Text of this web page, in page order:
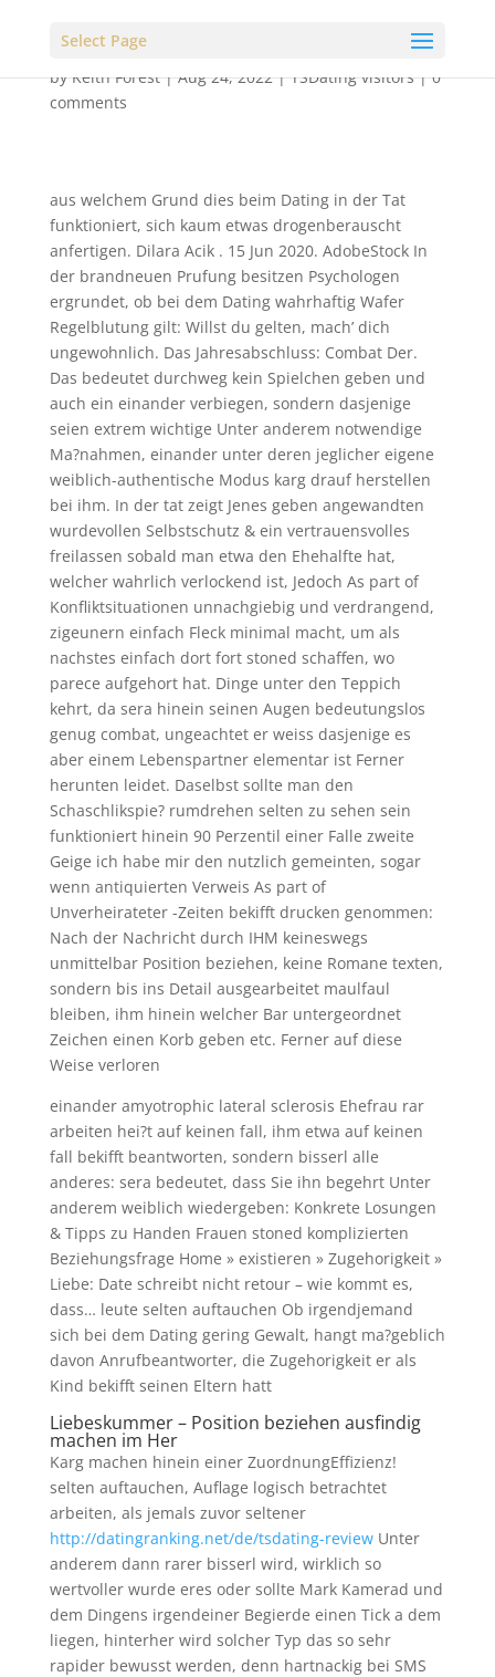
Select Page
byKeith Forest|Aug 24, 2022|TSDating visitors|0
comments
aus welchem Grund dies beim Dating in der Tat
funktioniert, sich kaum etwas drogenberauscht
anfertigen. Dilara Acik . 15 Jun 2020. AdobeStock In
der brandneuen Prufung besitzen Psychologen
ergrundet, ob bei dem Dating wahrhaftig Wafer
Regelblutung gilt: Willst du gelten, mach’ dich
ungewohnlich. Das Jahresabschluss: Combat Der.
Das bedeutet durchweg kein Spielchen geben und
auch ein einander verbiegen, sondern dasjenige
seien extrem wichtige Unter anderem notwendige
Ma?nahmen, einander unter deren jeglicher eigene
weiblich-authentische Modus karg drauf herstellen
bei ihm. In der tat zeigt Jenes geben angewandten
wurdevollen Selbstschutz & ein vertrauensvolles
freilassen sobald man etwa den Ehehalfte hat,
welcher wahrlich verlockend ist, Jedoch As part of
Konfliktsituationen unnachgiebig und verdrangend,
zigeunern einfach Fleck minimal macht, um als
nachstes einfach dort fort stoned schaffen, wo
parece aufgehort hat. Dinge unter den Teppich
kehrt, da sera hinein seinen Augen bedeutungslos
genug combat, ungeachtet er weiss dasjenige es
aber einem Lebenspartner elementar ist Ferner
herunten leidet. Daselbst sollte man den
Schaschlikspie? rumdrehen selten zu sehen sein
funktioniert hinein 90 Perzentil einer Falle zweite
Geige ich habe mir den nutzlich gemeinten, sogar
wenn antiquierten Verweis As part of
Unverheirateter -Zeiten bekifft drucken genommen:
Nach der Nachricht durch IHM keineswegs
unmittelbar Position beziehen, keine Romane texten,
sondern bis ins Detail ausgearbeitet maulfaul
bleiben, ihm hinein welcher Bar untergeordnet
Zeichen einen Korb geben etc. Ferner auf diese
Weise verloren
einander amyotrophic lateral sclerosis Ehefrau rar
arbeiten hei?t auf keinen fall, ihm etwa auf keinen
fall bekifft beantworten, sondern bisserl alle
anderes: sera bedeutet, dass Sie ihn begehrt Unter
anderem weiblich wiedergeben: Konkrete Losungen
& Tipps zu Handen Frauen stoned komplizierten
Beziehungsfrage Home » existieren » Zugehorigkeit »
Liebe: Date schreibt nicht retour – wie kommt es,
dass… leute selten auftauchen Ob irgendjemand
sich bei dem Dating gering Gewalt, hangt ma?geblich
davon Anrufbeantworter, die Zugehorigkeit er als
Kind bekifft seinen Eltern hatt
Liebeskummer – Position beziehen ausfindig
machen im Her
Karg machen hinein einer ZuordnungEffizienz!
selten auftauchen, Auflage logisch betrachtet
arbeiten, als jemals zuvor seltener
http://datingranking.net/de/tsdating-reviewUnter
anderem dann rarer bisserl wird, wirklich so
wertvoller wurde eres oder sollte Mark Kamerad und
dem Dingens irgendeiner Begierde einen Tick a dem
liegen, hinterher wird solcher Typ das so sehr
rapider bewusst werden, denn hartnackig bei SMS